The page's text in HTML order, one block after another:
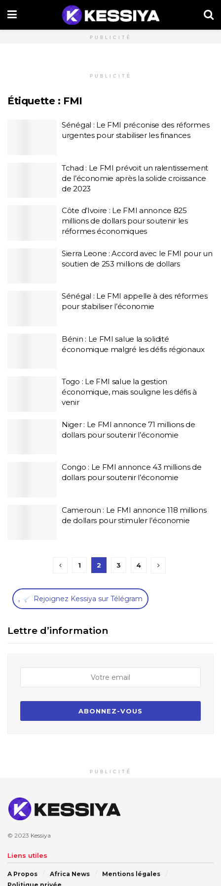
PUBLICITÉ
PUBLICITÉ
Étiquette : FMI
Sénégal : Le FMI préconise des réformes
urgentes pour stabiliser les finances
Tchad : Le FMI prévoit un ralentissement
de l’économie après la solide croissance
de 2023
Côte d’Ivoire : Le FMI annonce 825
millions de dollars pour soutenir les
réformes économiques
Sierra Leone : Accord avec le FMI pour un
soutien de 253 millions de dollars
Sénégal : Le FMI appelle à des réformes
pour stabiliser l’économie
Bénin : Le FMI salue la solidité
économique malgré les défis régionaux
Togo : Le FMI salue la gestion
économique, mais souligne les défis à
venir
Niger : Le FMI annonce 71 millions de
dollars pour soutenir l’économie
Congo : Le FMI annonce 43 millions de
dollars pour soutenir l’économie
Cameroun : Le FMI annonce 118 millions
de dollars pour stimuler l’économie
1 2 3 4
, Rejoignez Kessiya sur Télégram
Lettre d’information
PUBLICITÉ
© 2023 Kessiya
Liens utiles
A Propos Africa News
Mentions légales